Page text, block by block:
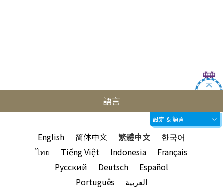
語言
設定 & 語言
English 简体中文 繁體中文
한국어
ไทย
Tiếng Việt Indonesia
Français
Русский
Deutsch
Español
Português
العربية